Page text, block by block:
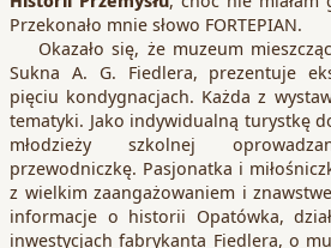
Przekonało mnie słowo FORTEPIAN.
Okazało się, że muzeum
Sukna A. G. Fiedlera, prezentuje
pięciu kondygnacjach. Każda z
tematyki. Jako indywidualną turystkę
młodzieży szkolnej
przewodniczkę. Pasjonatka i
z wielkim zaangażowaniem i
informacje o historii Opatówka,
inwestycjach fabrykanta Fiedlera, o